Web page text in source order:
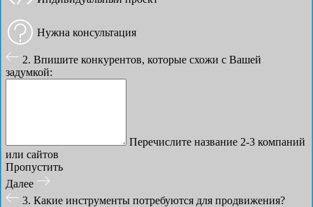
Нужна консультация
2. Впишите конкурентов, которые схожи с Вашей
задумкой:
Перечислите название 2-3 компаний
или сайтов
Пропустить
Далее
3. Какие инструменты потребуются для продвижения?